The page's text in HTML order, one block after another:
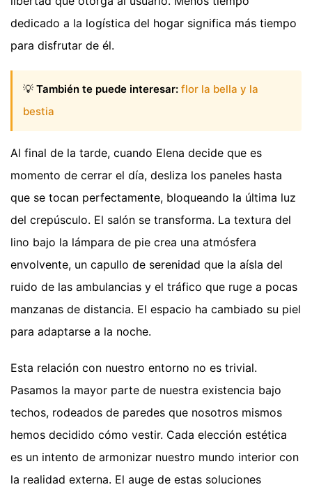
dedicado a la logística del hogar significa más tiempo
para disfrutar de él.
💡 También te puede interesar: flor la bella y la
bestia
Al final de la tarde, cuando Elena decide que es
momento de cerrar el día, desliza los paneles hasta
que se tocan perfectamente, bloqueando la última luz
del crepúsculo. El salón se transforma. La textura del
lino bajo la lámpara de pie crea una atmósfera
envolvente, un capullo de serenidad que la aísla del
ruido de las ambulancias y el tráfico que ruge a pocas
manzanas de distancia. El espacio ha cambiado su piel
para adaptarse a la noche.
Esta relación con nuestro entorno no es trivial.
Pasamos la mayor parte de nuestra existencia bajo
techos, rodeados de paredes que nosotros mismos
hemos decidido cómo vestir. Cada elección estética
es un intento de armonizar nuestro mundo interior con
la realidad externa. El auge de estas soluciones